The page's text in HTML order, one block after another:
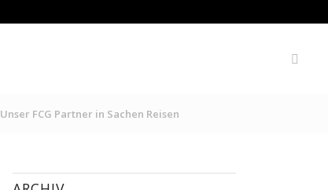
Unser FCG Partner in Sachen Reisen